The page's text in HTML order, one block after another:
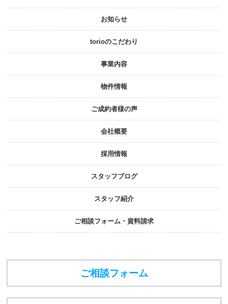
お知らせ
torioのこだわり
事業内容
物件情報
ご成約者様の声
会社概要
採⽤情報
スタッフブログ
スタッフ紹介
ご相談フォーム・資料請求
ご相談フォーム